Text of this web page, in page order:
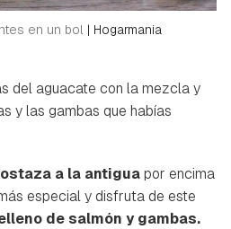
en un bol | Hogarmania
del aguacate con la mezcla y
y las gambas que habías
a la antiguapor encima
especial y disfruta de este
de salmón y gambas.